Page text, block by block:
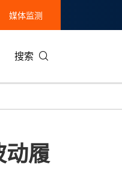
媒体监测
搜索
履